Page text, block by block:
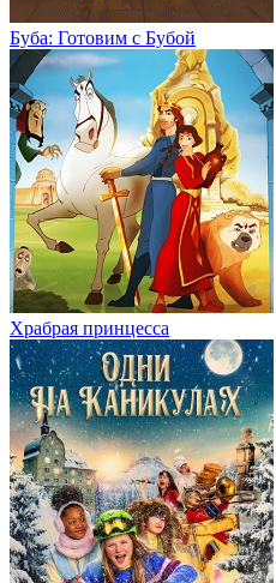
Буба: Готовим с Бубой
Храбрая принцесса